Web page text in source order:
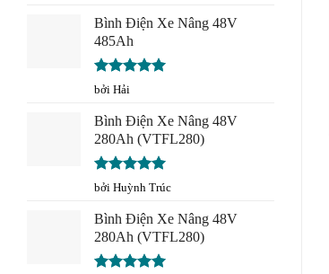
sao
Bình Điện Xe Nâng 48V
485Ah
Được xếp
sao
bởi Hải
Bình Điện Xe Nâng 48V
280Ah (VTFL280)
Được xếp
hạng5
sao
bởi Huỳnh Trúc
Bình Điện Xe Nâng 48V
280Ah (VTFL280)